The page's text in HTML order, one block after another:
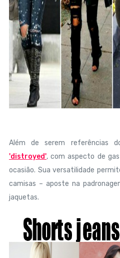
Além de serem referências
'distroyed', com aspecto de
ocasião. Sua versatilidade
camisas – aposte na
jaquetas.